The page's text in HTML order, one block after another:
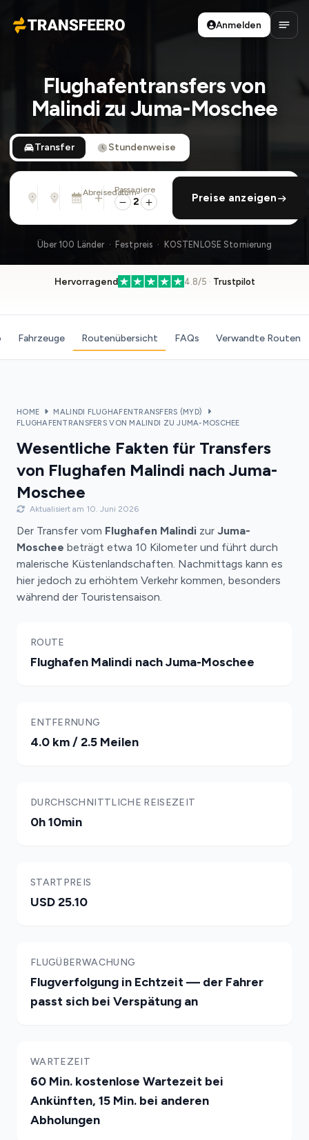
Transfeero
Anmelden
Flughafentransfers von
Malindi zu Juma-Moschee
Transfer Stundenweise
Von
Adresse, Flughafen, Hotel, ...
Nach
Adresse, Flughafen, Hotel, ...
Abreisedatum
So., 9. Aug. · 01:45 PM
rückfahrt hinzufügen
Passagiere
2 Preise anzeigen
Über 100 Länder · Festpreis · KOSTENLOSE Stornierung
Hervorragend 4.8/5 · Trustpilot
Fahrzeuge Routenübersicht FAQs Verwandte Routen
HOME
MALINDI FLUGHAFENTRANSFERS (MYD)
FLUGHAFENTRANSFERS VON MALINDI ZU JUMA-MOSCHEE
Wesentliche Fakten für Transfers
von Flughafen Malindi nach Juma-
Moschee
Aktualisiert am 10. Juni 2026
Der Transfer vom Flughafen Malindi zur Juma-
Moschee beträgt etwa 10 Kilometer und führt durch
malerische Küstenlandschaften. Nachmittags kann es
hier jedoch zu erhöhtem Verkehr kommen, besonders
während der Touristensaison.
ROUTE
Flughafen Malindi nach Juma-Moschee
ENTFERNUNG
4.0 km / 2.5 Meilen
DURCHSCHNITTLICHE REISEZEIT
0h 10min
STARTPREIS
USD 25.10
FLUGÜBERWACHUNG
Flugverfolgung in Echtzeit — der Fahrer
passt sich bei Verspätung an
WARTEZEIT
60 Min. kostenlose Wartezeit bei
Ankünften, 15 Min. bei anderen
Abholungen